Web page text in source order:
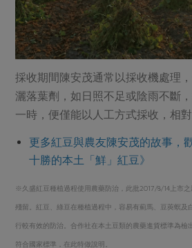
採收期間陳安茂通常以採收機處理
灑落葉劑，如日照不足或陰雨不斷
一時，便僅能以人工方式採收，相對
更多紅豆與農友陳安茂的故事，
十勝的本土「鮮」紅豆》
※久盛紅豆種植過程使用農藥防治，此批2017/8/14上市
殘留。紅豆、綠豆在種植過程中，容易有薊馬、豆莢螟及
行較有效的防治。合作社在本土豆類的農藥進貨標準為檢
符合國家標準，在此特做說明。